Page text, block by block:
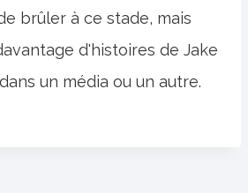
brûler à ce stade, mais
d'histoires de Jake
un média ou un autre.